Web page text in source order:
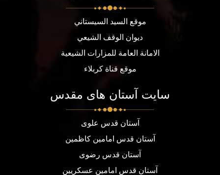
موقع السيد السيستاني
ديوان الوقف الشيعي
الامانة العامة للمزارات الشيعية
موقع قناة كربلاء
سایت آستان های مقدس
آستان قدس علوی
آستان قدس امامین کاظمین
آستان قدس رضوی
آستان قدس امامین عسکریین